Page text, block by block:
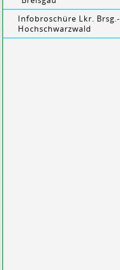
Infobroschüre Lkr. Brsg.-
Hochschwarzwald